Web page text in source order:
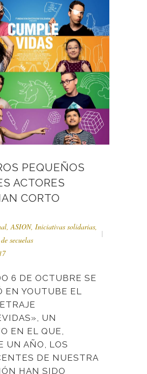
PEQUEÑOS
ACTORES
CORTO
,ASION, Iniciativas solidarias,
secuelas
6 DE OCTUBRE SE
EN YOUTUBE EL
UN
EN EL QUE,
UN AÑO, LOS
DE NUESTRA
HAN SIDO